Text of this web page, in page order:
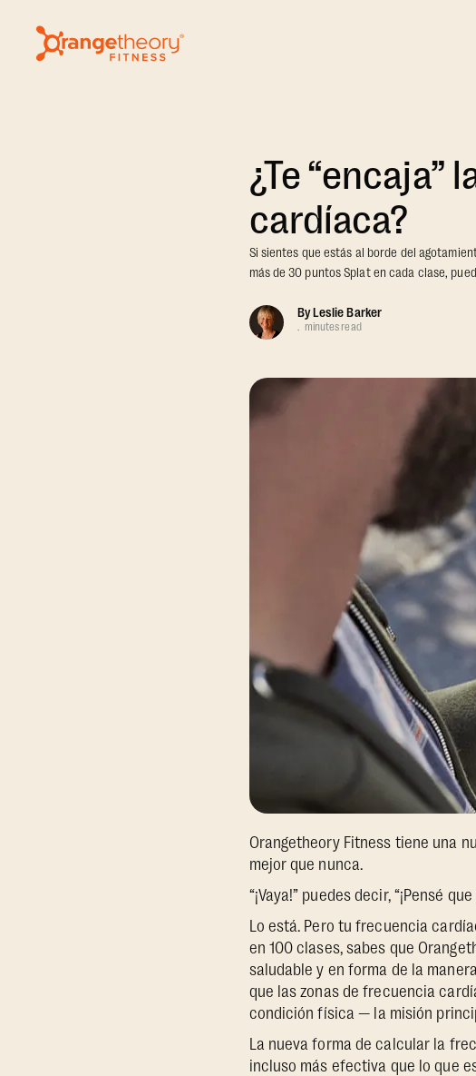
¿Te
cardíaca?
Si sientes que estás al borde del
más de 30 puntos Splat en cada clase,
By Leslie Barker
. minutes read
Orangetheory Fitness tiene una
mejor que nunca.
“¡Vaya!” puedes decir, “¡Pensé
Lo está. Pero tu frecuencia
en 100 clases, sabes que
saludable y en forma de la
que las zonas de frecuencia
condición física — la misión
La nueva forma de calcular la
incluso más efectiva que lo que